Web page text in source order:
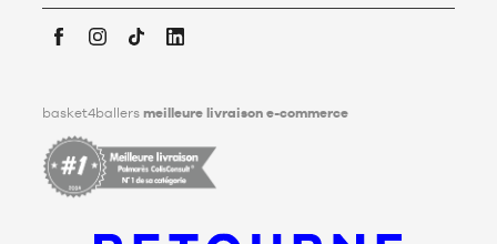
basket4ballers meilleure livraison e-commerce